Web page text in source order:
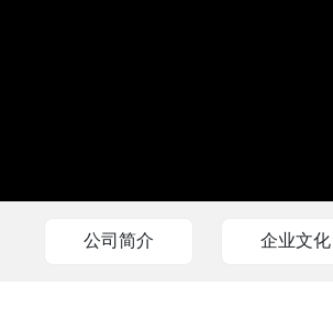
公司简介 企业文化